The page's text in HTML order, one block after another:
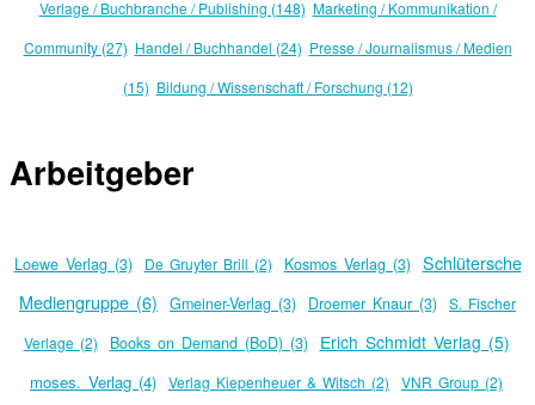
Verlage / Buchbranche / Publishing (148) Marketing / Kommunikation /
Community (27) Handel / Buchhandel (24) Presse / Journalismus / Medien
(15) Bildung / Wissenschaft / Forschung (12)
Arbeitgeber
Loewe Verlag (3) De Gruyter Brill (2) Kosmos Verlag (3) Schlütersche
Mediengruppe (6)
Gmeiner-Verlag (3) Droemer Knaur (3) S. Fischer
Verlage (2)
Books on Demand (BoD) (3) Erich Schmidt Verlag (5)
moses. Verlag (4) Verlag Kiepenheuer & Witsch (2)
VNR Group (2)